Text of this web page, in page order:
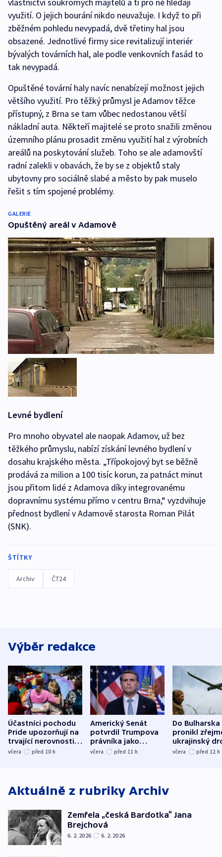
vlastnictví soukromých majitelů a ti pro ně hledají
využití. O jejich bourání nikdo neuvažuje. I když to při
zběžném pohledu nevypadá, dvě třetiny hal jsou
obsazené. Jednotlivé firmy sice revitalizují interiér
bývalých továrních hal, ale podle venkovních fasád to
tak nevypadá.
Opuštěné tovární haly navíc nenabízejí možnost jejich
většího využití. Pro těžký průmysl je Adamov těžce
přístupný, z Brna se tam vůbec nedostanou větší
nákladní auta. Někteří majitelé se proto snažili změnou
územního plánu prosadit změnu využití hal z výrobních
areálů na poskytování služeb. Toho se ale adamovští
radní zalekli v obavách, že by se z objektů staly
ubytovny pro sociálně slabé a město by pak muselo
řešit s tím spojené problémy.
GALERIE
Opuštěný areál v Adamově
Levné bydlení
Pro mnoho obyvatel ale naopak Adamov, už bez
těžkého průmyslu, nabízí získání levného bydlení v
dosahu krajského města. „Třípokojový byt se běžně
prodává za milion a 100 tisíc korun, za patnáct minut
jsou přitom lidé z Adamova díky integrovanému
dopravnímu systému přímo v centru Brna,“ vyzdvihuje
přednost bydlení v Adamově starosta Roman Pilát
(SNK).
ŠTÍTKY
Archiv ČT24
Výběr redakce
Účastníci pochodu
Pride upozorňují na
trvající nerovnosti i
společenskou
včera před 10 h
Americký Senát
potvrdil Trumpova
právníka jako
ministra
včera před 11 h
Do Bulharska
pronikl
ukrajinský
explodoval
včera před 12 h
Aktuálně z rubriky Archiv
Zemřela „česká Bardotka“ Jana
Brejchová
6. 2. 2026 6. 2. 2026